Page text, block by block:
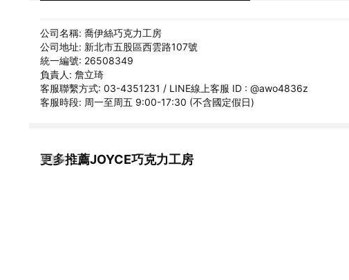
公司名稱: 喬伊絲巧克力工房
公司地址: 新北市五股區西雲路107號
統一編號: 26508349
負責人: 詹立琦
客服聯繫方式: 03-4351231 / LINE線上客服 ID : @awo4836z
客服時段: 周一至周五 9:00-17:30 (不含國定假日)
更多推薦JOYCE巧克力工房
看更多